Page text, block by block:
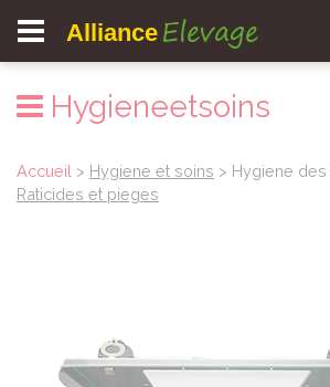
Alliance Elevage
Hygieneetsoins
Accueil > Hygiene et soins > Hygiene
Raticides et pieges